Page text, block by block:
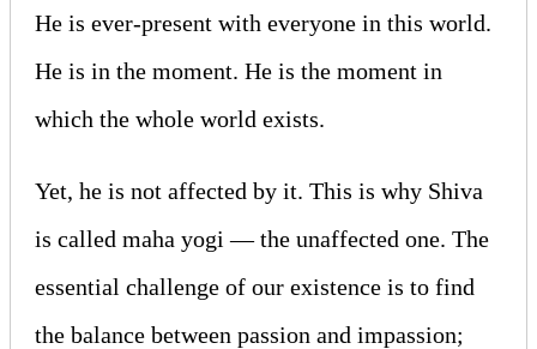
He is ever-present with everyone in this world.
He is in the moment. He is the moment in
which the whole world exists.
Yet, he is not affected by it. This is why Shiva
is called maha yogi — the unaffected one. The
essential challenge of our existence is to find
the balance between passion and impassion;